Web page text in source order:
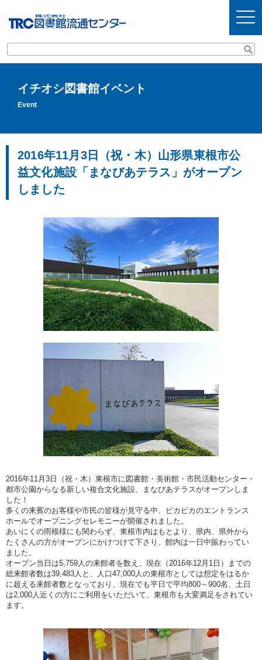
t
o
g
l
e
イチオシ図書館イベント
Event
2016年11月3日（祝・木）山形県東根市公
益文化施設「まなびあテラス」がオープン
しました
2016年11月3日（祝・木）東根市に図書館・美術館・市民活動センター・
都市公園からなる新しい複合文化施設、まなびあテラスがオープンしま
した！
多くの来賓のお客様や市民の皆様が見守る中、ピカピカのエントランス
ホールでオープニングセレモニーが開催されました。
あいにくの雨模様にも関わらず、東根市内はもとより、県内、県外から
たくさんの方がオープンにかけつけて下さり、館内は一日中賑わってい
ました。
オープン当日は5,759人の来館者を数え、現在（2016年12月1日）までの
総来館者数は39,483人と、人口47,000人の東根市としては想定をはるか
に超える来館者数となっており、現在でも平日で平均800～900名、土日
は2,000人近くの方にご利用をいただいて、東根市も大変満足をされてい
ます。